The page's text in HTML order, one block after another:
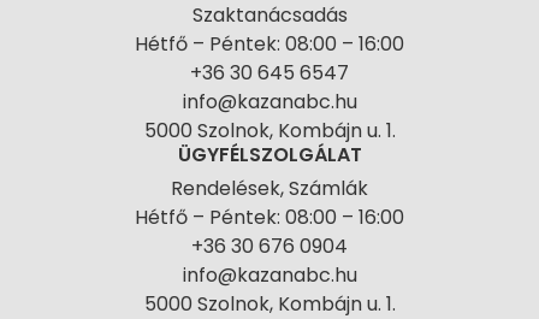
Szaktanácsadás
Hétfő – Péntek: 08:00 – 16:00
+36 30 645 6547
info@kazanabc.hu
5000 Szolnok, Kombájn u. 1.
ÜGYFÉLSZOLGÁLAT
Rendelések, Számlák
Hétfő – Péntek: 08:00 – 16:00
+36 30 676 0904
info@kazanabc.hu
5000 Szolnok, Kombájn u. 1.